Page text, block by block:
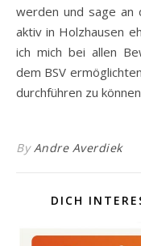
werden und sage an
aktiv in Holzhausen
ich mich bei allen
dem BSV
durchführen zu
ByAndre Averdiek
DICH